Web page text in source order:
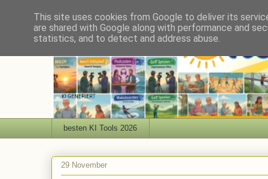
besten KI Tools 2026
29 November
This site uses cookies from Google to deliver its
are shared with Google along with performance and
statistics, and to detect and address abuse.